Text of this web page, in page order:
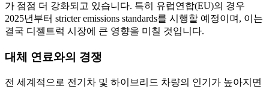
가 점점 더 강화되고 있습니다. 특히 유럽연합(EU)의 경우
2025년부터 stricter emissions standards를 시행할 예정이며, 이는
결국 디젤트럭 시장에 큰 영향을 미칠 것입니다.
대체 연료와의 경쟁
전 세계적으로 전기차 및 하이브리드 차량의 인기가 높아지면